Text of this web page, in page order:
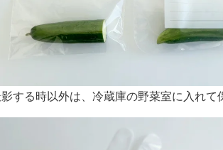
する時以外は、冷蔵庫の野菜室に入れて